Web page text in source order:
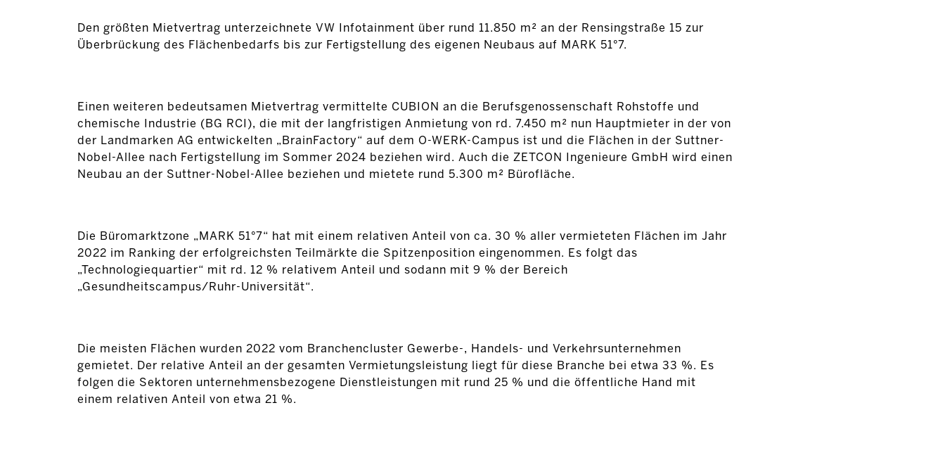
Den größten Mietvertrag unterzeichnete VW Infotainment über rund 11.850 m² an der Rensingstraße 15 zur
Überbrückung des Flächenbedarfs bis zur Fertigstellung des eigenen Neubaus auf MARK 51°7.
Einen weiteren bedeutsamen Mietvertrag vermittelte CUBION an die Berufsgenossenschaft Rohstoffe und
chemische Industrie (BG RCI), die mit der langfristigen Anmietung von rd. 7.450 m² nun Hauptmieter in der von
der Landmarken AG entwickelten „BrainFactory“ auf dem O-WERK-Campus ist und die Flächen in der Suttner-
Nobel-Allee nach Fertigstellung im Sommer 2024 beziehen wird. Auch die ZETCON Ingenieure GmbH wird einen
Neubau an der Suttner-Nobel-Allee beziehen und mietete rund 5.300 m² Bürofläche.
Die Büromarktzone „MARK 51°7“ hat mit einem relativen Anteil von ca. 30 % aller vermieteten Flächen im Jahr
2022 im Ranking der erfolgreichsten Teilmärkte die Spitzenposition eingenommen. Es folgt das
„Technologiequartier“ mit rd. 12 % relativem Anteil und sodann mit 9 % der Bereich
„Gesundheitscampus/Ruhr-Universität“.
Die meisten Flächen wurden 2022 vom Branchencluster Gewerbe-, Handels- und Verkehrsunternehmen
gemietet. Der relative Anteil an der gesamten Vermietungsleistung liegt für diese Branche bei etwa 33 %. Es
folgen die Sektoren unternehmensbezogene Dienstleistungen mit rund 25 % und die öffentliche Hand mit
einem relativen Anteil von etwa 21 %.